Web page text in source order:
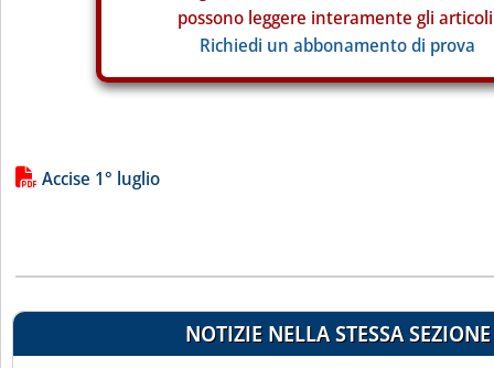
possono leggere interamente gli
Richiedi un abbonamento di prova
Lista allegati PDF alla notizia
Accise 1° luglio
NOTIZIE NELLA STESSA SEZIONE